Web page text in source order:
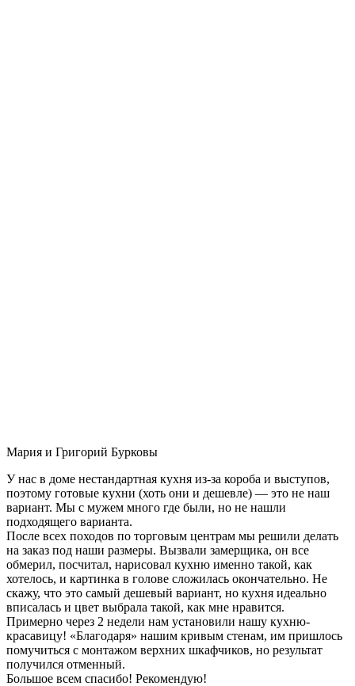
Мария и Григорий Бурковы
У нас в доме нестандартная кухня из-за короба и выступов,
поэтому готовые кухни (хоть они и дешевле) — это не наш
вариант. Мы с мужем много где были, но не нашли
подходящего варианта.
После всех походов по торговым центрам мы решили делать
на заказ под наши размеры. Вызвали замерщика, он все
обмерил, посчитал, нарисовал кухню именно такой, как
хотелось, и картинка в голове сложилась окончательно. Не
скажу, что это самый дешевый вариант, но кухня идеально
вписалась и цвет выбрала такой, как мне нравится.
Примерно через 2 недели нам установили нашу кухню-
красавицу! «Благодаря» нашим кривым стенам, им пришлось
помучиться с монтажом верхних шкафчиков, но результат
получился отменный.
Большое всем спасибо! Рекомендую!